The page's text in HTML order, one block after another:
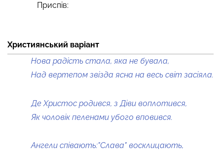
Приспів:
Християнський варіант
Нова радість стала, яка не бувала,
Над вертепом звізда ясна на весь світ засіяла.
Де Христос родився, з Діви воплотився,
Як чоловік пеленами убого вповився.
Ангели співають:"Слава" восклицають,